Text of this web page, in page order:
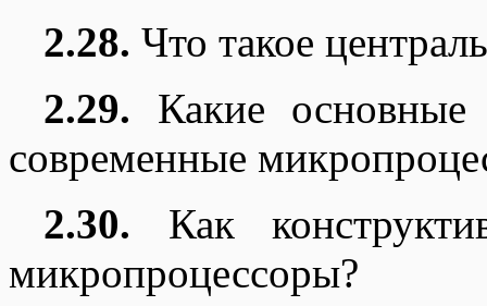
2.28. Что такое
2.29. Какие основные
современные
2.30. Как
микропроцессоры?